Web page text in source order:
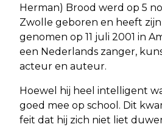
Herman) Brood werd op 5
Zwolle geboren en heeft
genomen op 11 juli 2001 in
een Nederlands zanger,
acteur en auteur.
Hoewel hij heel intelligent
goed mee op school. Dit
feit dat hij zich niet liet